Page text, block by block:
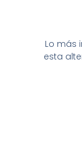
Lo más
esta